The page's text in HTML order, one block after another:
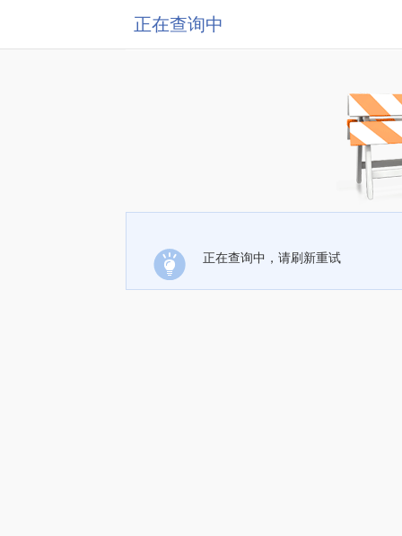
正在查询中
正在查询中，请刷新重试